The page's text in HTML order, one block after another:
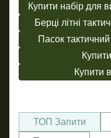
Купити набір для
Берці літні
Пасок тактичний
Купити
ТОП Запити